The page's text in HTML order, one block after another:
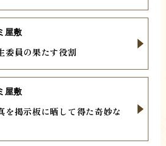
委員の果たす役割
屋敷
を掲示板に晒して得た奇妙な
屋敷